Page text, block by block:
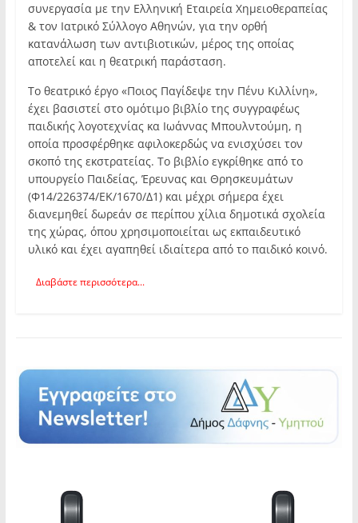
συνεργασία με την Ελληνική Εταιρεία Χημειοθεραπείας
& τον Ιατρικό Σύλλογο Αθηνών, για την ορθή
κατανάλωση των αντιβιοτικών, μέρος της οποίας
αποτελεί και η θεατρική παράσταση.
Το θεατρικό έργο «Ποιος Παγίδεψε την Πένυ Κιλλίνη»,
έχει βασιστεί στο ομότιμο βιβλίο της συγγραφέως
παιδικής λογοτεχνίας κα Ιωάννας Μπουλντούμη, η
οποία προσφέρθηκε αφιλοκερδώς να ενισχύσει τον
σκοπό της εκστρατείας. Το βιβλίο εγκρίθηκε από το
υπουργείο Παιδείας, Έρευνας και Θρησκευμάτων
(Φ14/226374/ΕΚ/1670/Δ1) και μέχρι σήμερα έχει
διανεμηθεί δωρεάν σε περίπου χίλια δημοτικά σχολεία
της χώρας, όπου χρησιμοποιείται ως εκπαιδευτικό
υλικό και έχει αγαπηθεί ιδιαίτερα από το παιδικό κοινό.
Διαβάστε περισσότερα...